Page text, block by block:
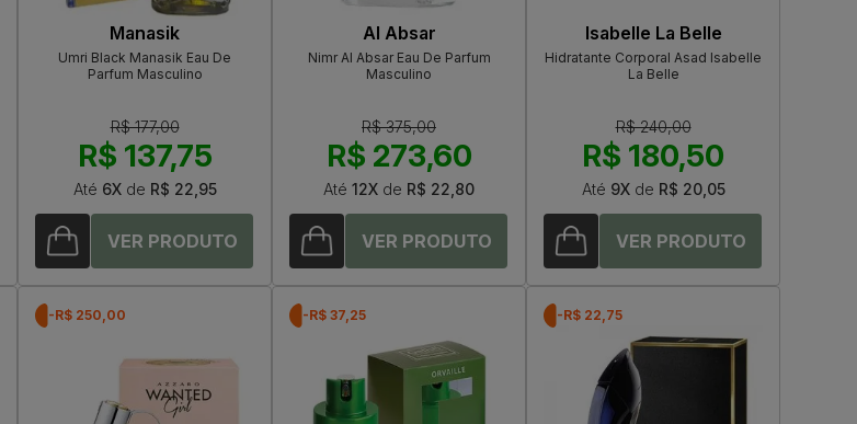
Manasik
Umri Black Manasik Eau De
Parfum Masculino
R$ 177,00
R$ 137,75
Até 6Xde R$ 22,95
Al Absar
Nimr Al Absar Eau De Parfum
Masculino
R$ 375,00
R$ 273,60
Até 12X de R$ 22,80
Isabelle La Belle
Hidratante Corporal Asad Isabelle
La Belle
R$ 240,00
R$ 180,50
Até 9Xde R$ 20,05
-R$ 250,00 -R$ 37,25 -R$ 22,75